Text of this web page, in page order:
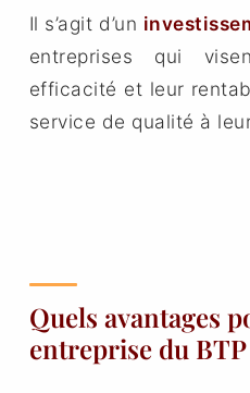
Il s’agit d’un
entreprises qui
efficacité et leur
service de qualité à
Quels avantages
entreprise du BTP